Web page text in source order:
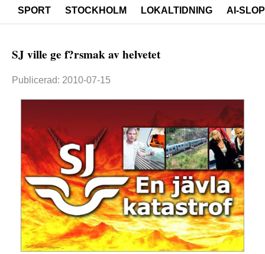
SPORT STOCKHOLM LOKALTIDNING AI-SLOP
SJ ville ge f?rsmak av helvetet
Publicerad: 2010-07-15